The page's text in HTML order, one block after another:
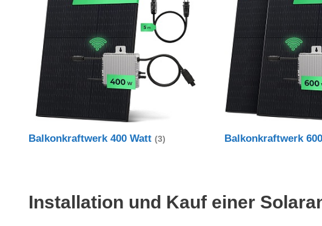
Balkonkraftwerk 400 Watt (3) Balkonkraftwerk
Installation und Kauf einer